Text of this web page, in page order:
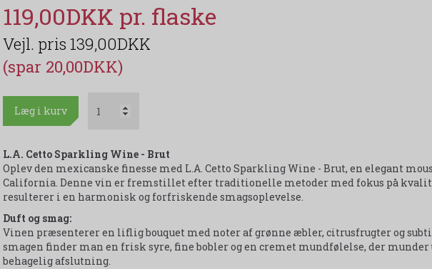
119,00DKK
139,00DKK
(spar 20,00DKK)
Læg i kurv
L.A. Cetto Sparkling Wine - Brut
Oplev den mexicanske finesse med L.A. Cetto Sparkling Wine - Brut, en elegant
California. Denne vin er fremstillet efter traditionelle metoder med fokus på
resulterer i en harmonisk og forfriskende smagsoplevelse.
Duft og smag:
Vinen præsenterer en liflig bouquet med noter af grønne æbler, citrusfrugter og
smagen finder man en frisk syre, fine bobler og en cremet mundfølelse, der munder
behagelig afslutning.